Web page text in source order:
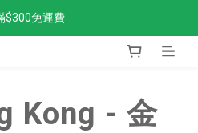
$300免運費
$300免運費
$300免運費
Kong - 金